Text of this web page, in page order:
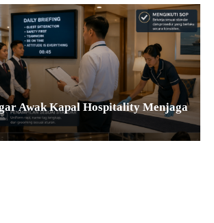
Awak Kapal Hospitality Menjaga